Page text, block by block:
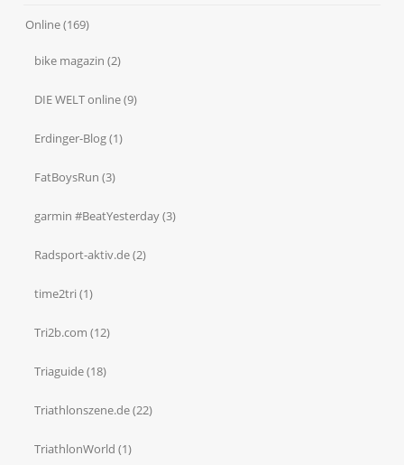
Online(169)
bike magazin (2)
DIE WELT online(9)
Erdinger-Blog(1)
FatBoysRun (3)
garmin #BeatYesterday(3)
Radsport-aktiv.de(2)
time2tri (1)
Tri2b.com (12)
Triaguide(18)
Triathlonszene.de(22)
TriathlonWorld (1)